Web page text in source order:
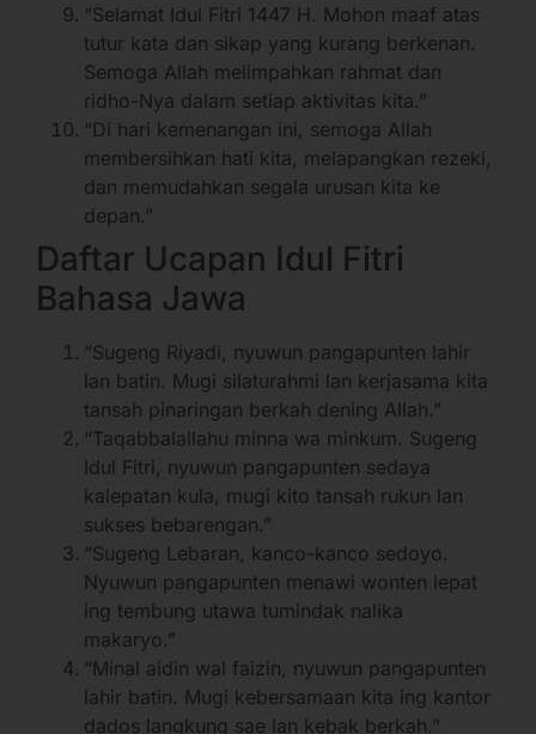
“Selamat Idul Fitri 1447 H. Mohon maaf atas
tutur kata dan sikap yang kurang berkenan.
Semoga Allah melimpahkan rahmat dan
ridho-Nya dalam setiap aktivitas kita.”
“Di hari kemenangan ini, semoga Allah
membersihkan hati kita, melapangkan rezeki,
dan memudahkan segala urusan kita ke
depan.”
Daftar Ucapan Idul Fitri
Bahasa Jawa
“Sugeng Riyadi, nyuwun pangapunten lahir
lan batin. Mugi silaturahmi lan kerjasama kita
tansah pinaringan berkah dening Allah.”
“Taqabbalallahu minna wa minkum. Sugeng
Idul Fitri, nyuwun pangapunten sedaya
kalepatan kula, mugi kito tansah rukun lan
sukses bebarengan.”
“Sugeng Lebaran, kanco-kanco sedoyo.
Nyuwun pangapunten menawi wonten lepat
ing tembung utawa tumindak nalika
makaryo.”
“Minal aidin wal faizin, nyuwun pangapunten
lahir batin. Mugi kebersamaan kita ing kantor
dados langkung sae lan kebak berkah.”